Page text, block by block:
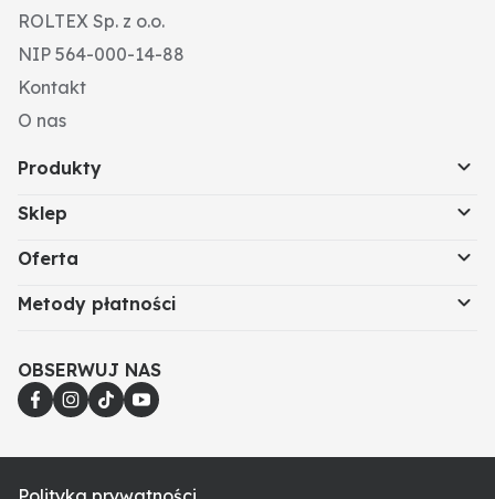
ROLTEX Sp. z o.o.
NIP 564-000-14-88
Kontakt
O nas
Produkty
Sklep
Oferta
Metody płatności
OBSERWUJ NAS